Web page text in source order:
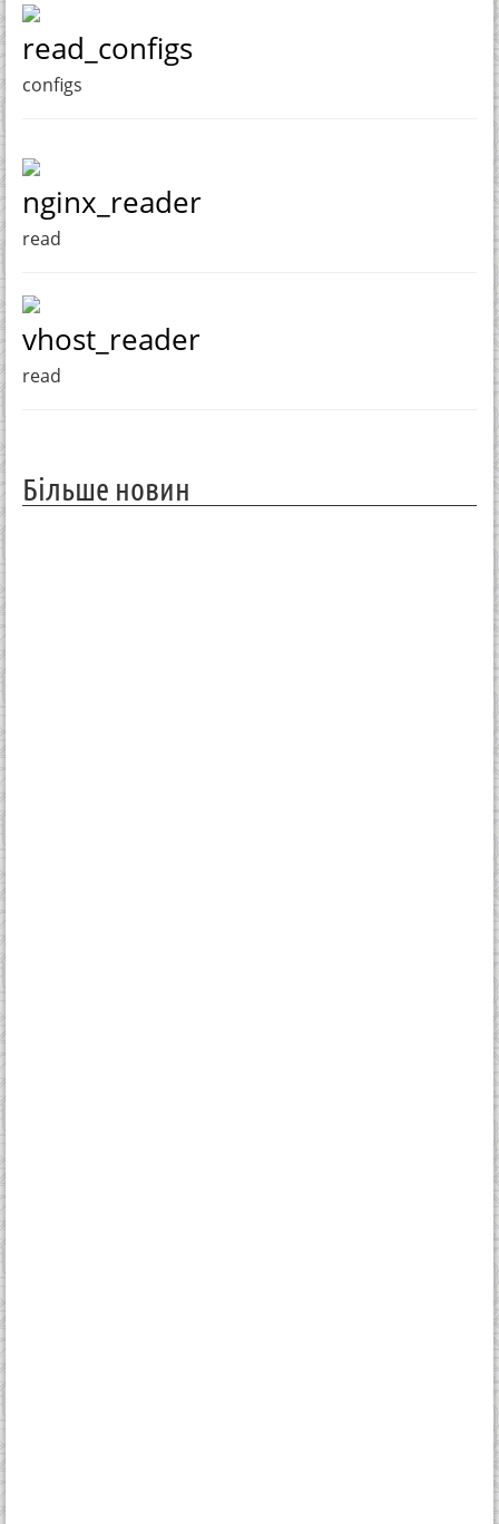
read_configs
configs
nginx_reader
read
vhost_reader
read
Більше новин